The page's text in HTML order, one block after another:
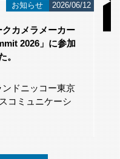
お知らせ 2026/06/12
カメラメーカー
2026」に参加
。
ドニッコー東京
コミュニケーシ